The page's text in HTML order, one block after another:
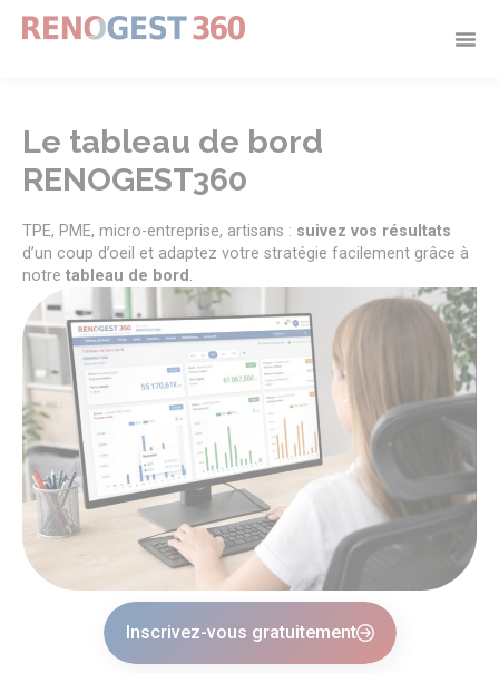
Le tableau de bord
RENOGEST360
TPE, PME, micro-entreprise, artisans : suivez vos résultats
d’un coup d’oeil et adaptez votre stratégie facilement grâce à
notre tableau de bord .
Inscrivez-vous gratuitement
Panneau de gestion des cookies